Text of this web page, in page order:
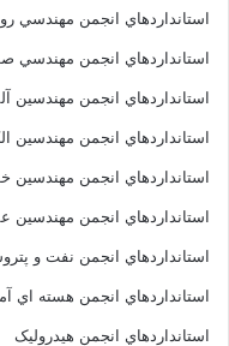
استانداردهاي انجمن مهندسي
استانداردهاي انجمن مهندسي
استانداردهاي انجمن مهندسين
استانداردهاي انجمن مهندسين
استانداردهاي انجمن مهندسين
استانداردهاي انجمن مهندسين
استانداردهاي انجمن نفت و
استانداردهاي انجمن هسته اي
استانداردهاي انجمن هيدروليک